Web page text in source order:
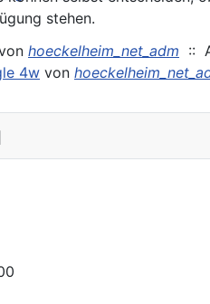
hoeckelheim_net_adm ::
4w von
stehen.